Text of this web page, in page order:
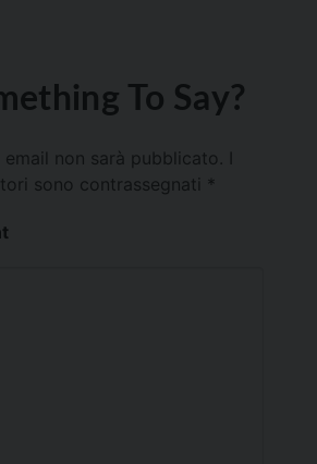
To Say?
email non sarà pubblicato.
sono contrassegnati *